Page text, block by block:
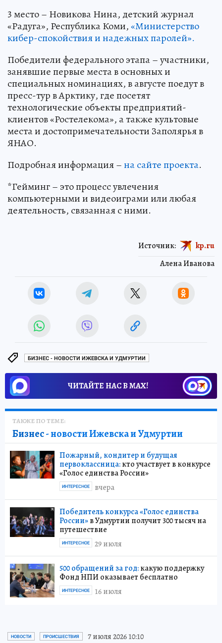
3 место – Новикова Нина, детский журнал
«Радуга», Республика Коми,«Министерство
кибер-спокойствия и надежных паролей».
Победители федерального этапа – участники,
занявшие первые места в основных и
специальных номинациях, в августе поедут в
пресс-тур в Арктику, где посетят
технологические объекты предприятий-
клиентов «Ростелекома», а также культовые
места и достопримечательности Заполярья в
ЯНАО.
Подробная информация –на сайте проекта.
*Гейминг – это процесс увлечения
компьютерными и видеоиграми или любая
деятельность, связанная с ними.
Алена Иванова
Источник: kp.ru
БИЗНЕС - НОВОСТИ ИЖЕВСКА И УДМУРТИИ
ЧИТАЙТЕ НАС В МАХ!
ТАКЖЕ ПО ТЕМЕ:
Бизнес- новости Ижевска и Удмуртии
Пожарный, кондитер и будущая
первоклассница:кто участвует в конкурсе
«Голос единства России»
вчера
ИНТЕРЕСНОЕ
Победитель конкурса «Голос единства
России»в Удмуртии получит 300 тысяч на
путешествие
29 июля
ИНТЕРЕСНОЕ
500 обращений за год:какую поддержку
Фонд НПИ оказывает бесплатно
16 июля
ИНТЕРЕСНОЕ
НОВОСТИ ПРОИСШЕСТВИЯ 7 июля 2026 10:10